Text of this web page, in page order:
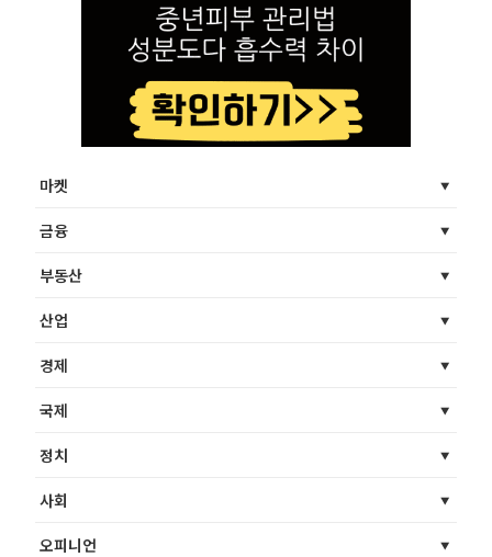
마켓
금융
부동산
산업
경제
국제
정치
사회
오피니언